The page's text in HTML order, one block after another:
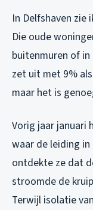
In Delfshaven zie
Die oude
buitenmuren of
zet uit met 9%
maar het is
Vorig jaar januari
waar de leiding in
ontdekte ze dat
stroomde de
Terwijl isolatie